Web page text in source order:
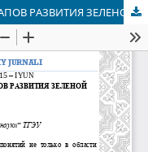
ОБЩИЙ ОБЗОР ИСТОРИЧЕСКИХ ЭТАПОВ РАЗВИТИЯ ЗЕЛЕНОЙ ЭКОНОМИКИ.